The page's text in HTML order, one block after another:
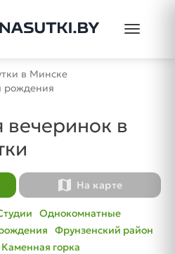
Toggle
в Минске
рождения
вечеринок в
map На карте
Однокомнатные
Фрунзенский район
Каменная горка